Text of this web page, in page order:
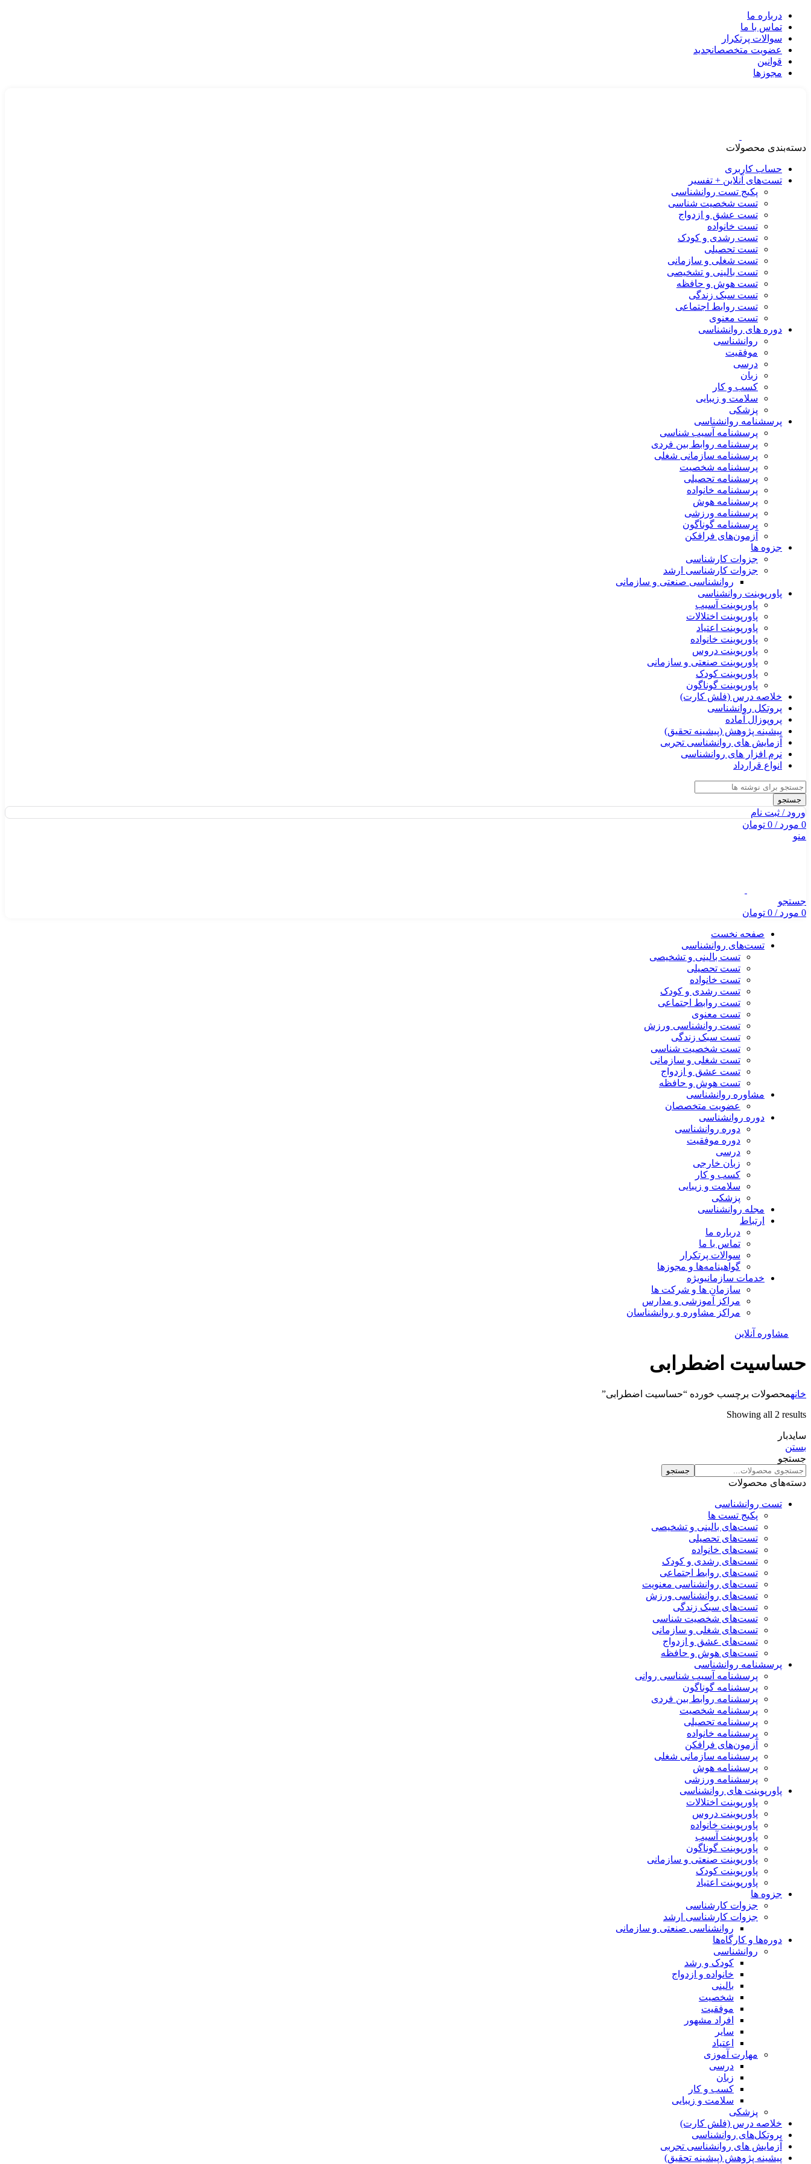
درباره ما
تماس با ما
سوالات پرتکرار
عضویت متخصصانجدید
قوانین
مجوزها
دسته‌بندی محصولات
حساب کاربری
تست‌های آنلاین + تفسیر
پکیج تست روانشناسی
تست شخصیت شناسی
تست عشق و ازدواج
تست خانواده
تست رشدی و کودک
تست تحصیلی
تست شغلی و سازمانی
تست بالینی و تشخیصی
تست هوش و حافظه
تست سبک زندگی
تست روابط اجتماعی
تست معنوی
دوره های روانشناسی
روانشناسی
موفقیت
درسی
زبان
کسب و کار
سلامت و زیبایی
پزشکی
پرسشنامه روانشناسی
پرسشنامه آسیب شناسی
پرسشنامه روابط بین فردی
پرسشنامه سازمانی شغلی
پرسشنامه شخصیت
پرسشنامه تحصیلی
پرسشنامه خانواده
پرسشنامه هوش
پرسشنامه ورزشی
پرسشنامه گوناگون
آزمون‌های فرافکن
جزوه ها
جزوات کارشناسی
جزوات کارشناسی ارشد
روانشناسی صنعتی و سازمانی
پاورپوینت روانشناسی
پاورپوینت آسیب
پاورپوینت اختلالات
پاورپوینت اعتیاد
پاورپوینت خانواده
پاورپوینت دروس
پاورپوینت صنعتی و سازمانی
پاورپوینت کودک
پاورپوینت گوناگون
خلاصه درس (فلش کارت)
پروتکل روانشناسی
پروپوزال آماده
پیشینه پژوهش (پیشینه تحقیق)
آزمایش های روانشناسی تجربی
نرم افزار های روانشناسی
انواع قرارداد
جستجو
ورود / ثبت نام
0 مورد/
0 تومان
منو
جستجو
0 مورد/
0 تومان
صفحه نخست
تست‌های روانشناسی
تست بالینی و تشخیصی
تست تحصیلی
تست خانواده
تست رشدی و کودک
تست روابط اجتماعی
تست معنوی
تست روانشناسی ورزش
تست سبک زندگی
تست شخصیت شناسی
تست شغلی و سازمانی
تست عشق و ازدواج
تست هوش و حافظه
مشاوره روانشناسی
عضویت متخصصان
دوره روانشناسی
دوره روانشناسی
دوره موفقیت
درسی
زبان خارجی
کسب و کار
سلامت و زیبایی
پزشکی
مجله روانشناسی
ارتباط
درباره ما
تماس با ما
سوالات پرتکرار
گواهینامه‌ها و مجوزها
خدمات سازمانیویژه
سازمان ها و شرکت ها
مراکز آموزشی و مدارس
مراکز مشاوره و روانشناسان
مشاوره آنلاین
حساسیت اضطرابی
خانهمحصولات برچسب خورده “حساسیت اضطرابی”
Showing all 2 results
سایدبار
بستن
جستجو
جستجو
دسته‌های محصولات
تست روانشناسی
پکیج تست ها
تست‌های بالینی و تشخیصی
تست‌های تحصیلی
تست‌های خانواده
تست‌های رشدی و کودک
تست‌های روابط اجتماعی
تست‌های روانشناسی معنویت
تست‌های روانشناسی ورزش
تست‌های سبک زندگی
تست‌های شخصیت شناسی
تست‌های شغلی و سازمانی
تست‌های عشق و ازدواج
تست‌های هوش و حافظه
پرسشنامه روانشناسی
پرسشنامه آسیب شناسی روانی
پرسشنامه گوناگون
پرسشنامه روابط بین فردی
پرسشنامه شخصیت
پرسشنامه تحصیلی
پرسشنامه خانواده
آزمون‌های فرافکن
پرسشنامه سازمانی شغلی
پرسشنامه هوش
پرسشنامه ورزشی
پاورپوینت های روانشناسی
پاورپوینت اختلالات
پاورپوینت دروس
پاورپوینت خانواده
پاورپوینت آسیب
پاورپوینت گوناگون
پاورپوینت صنعتی و سازمانی
پاورپوینت کودک
پاورپوینت اعتیاد
جزوه ها
جزوات کارشناسی
جزوات کارشناسی ارشد
روانشناسی صنعتی و سازمانی
دوره‌ها و کارگاه‌ها
روانشناسی
کودک و رشد
خانواده و ازدواج
بالینی
شخصیت
موفقیت
افراد مشهور
سایر
اعتیاد
مهارت آموزی
درسی
زبان
کسب و کار
سلامت و زیبایی
پزشکی
خلاصه درس (فلش کارت)
پروتکل‌های روانشناسی
آزمایش های روانشناسی تجربی
پیشینه پژوهش (پیشینه تحقیق)